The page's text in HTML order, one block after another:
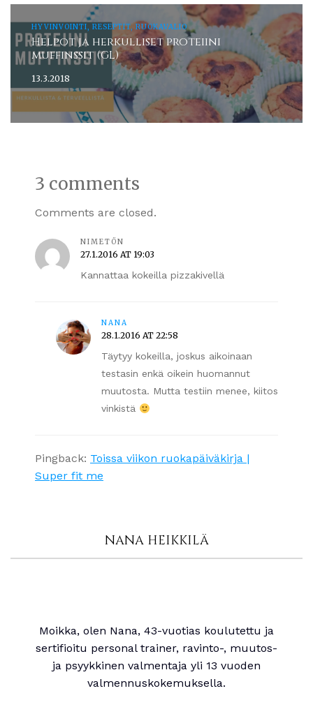
HYVINVOINTI, RESEPTIT, RUOKAVALIO
Helpot ja herkulliset proteiini
muffinssit (GL)
13.3.2018
3 comments
Comments are closed.
NIMETÖN
27.1.2016 AT 19:03
Kannattaa kokeilla pizzakivellä
NANA
28.1.2016 AT 22:58
Täytyy kokeilla, joskus aikoinaan
testasin enkä oikein huomannut
muutosta. Mutta testiin menee, kiitos
vinkistä
Pingback: Toissa viikon ruokapäiväkirja |
Super fit me
NANA HEIKKILÄ
Moikka, olen Nana, 43-vuotias koulutettu ja
sertifioitu personal trainer, ravinto-, muutos-
ja psyykkinen valmentaja yli 13 vuoden
valmennuskokemuksella.